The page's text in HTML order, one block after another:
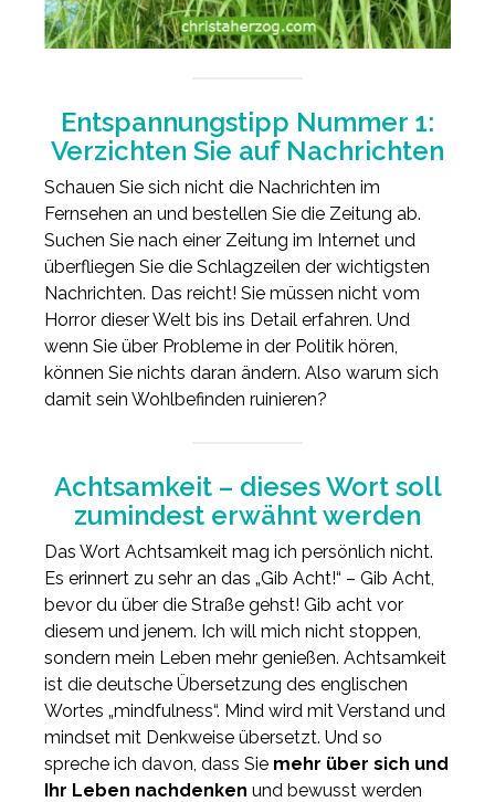
Entspannungstipp Nummer 1:
Verzichten Sie auf Nachrichten
Schauen Sie sich nicht die Nachrichten im
Fernsehen an und bestellen Sie die Zeitung ab.
Suchen Sie nach einer Zeitung im Internet und
überfliegen Sie die Schlagzeilen der wichtigsten
Nachrichten. Das reicht! Sie müssen nicht vom
Horror dieser Welt bis ins Detail erfahren. Und
wenn Sie über Probleme in der Politik hören,
können Sie nichts daran ändern. Also warum sich
damit sein Wohlbefinden ruinieren?
Achtsamkeit – dieses Wort soll
zumindest erwähnt werden
Das Wort Achtsamkeit mag ich persönlich nicht.
Es erinnert zu sehr an das „Gib Acht!“ – Gib Acht,
bevor du über die Straße gehst! Gib acht vor
diesem und jenem. Ich will mich nicht stoppen,
sondern mein Leben mehr genießen. Achtsamkeit
ist die deutsche Übersetzung des englischen
Wortes „mindfulness“. Mind wird mit Verstand und
mindset mit Denkweise übersetzt. Und so
spreche ich davon, dass Sie mehr über sich und
Ihr Leben nachdenken und bewusst werden